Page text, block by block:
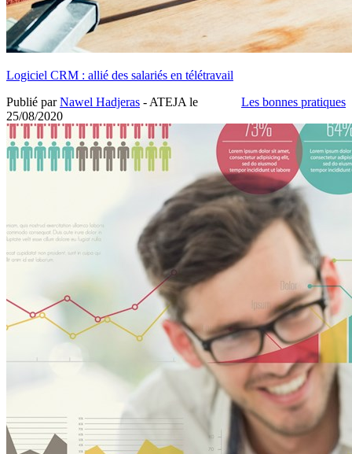
Logiciel CRM : allié des salariés en télétravail
Les bonnes pratiques
Publié parNawel Hadjeras - ATEJA le
25/08/2020